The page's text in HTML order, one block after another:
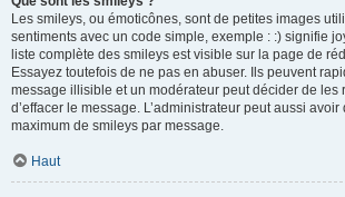
Les smileys, ou émoticônes, sont de petites images
sentiments avec un code simple, exemple : :) signifie
liste complète des smileys est visible sur la page de
Essayez toutefois de ne pas en abuser. Ils peuvent
message illisible et un modérateur peut décider de les
d’effacer le message. L’administrateur peut aussi
maximum de smileys par message.
Haut